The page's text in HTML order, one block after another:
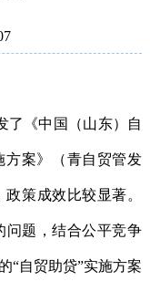
了《中国（山东）自
方案》（青自贸管发
政策成效比较显著。
问题，结合公平竞争
“自贸助贷”实施方案